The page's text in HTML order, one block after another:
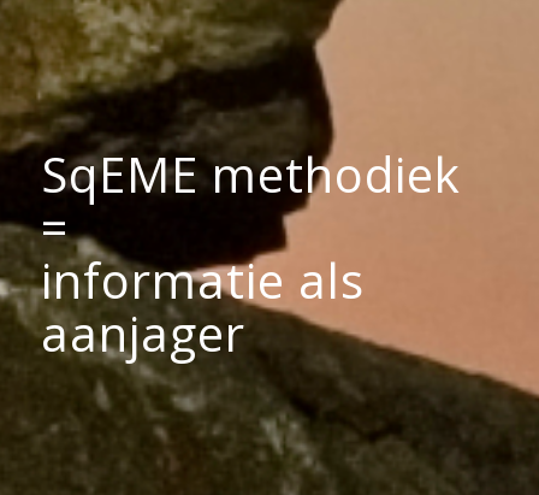
SqEME methodiek
=
ordenen van
processen